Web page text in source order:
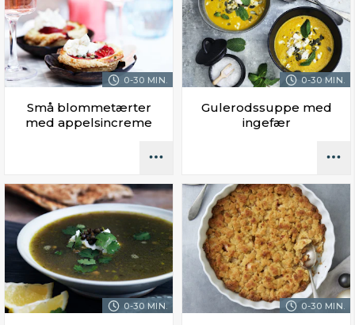
0-30 MIN.
Små blommetærter
med appelsincreme
0-30 MIN.
Gulerodssuppe med
ingefær
0-30 MIN. 0-30 MIN.